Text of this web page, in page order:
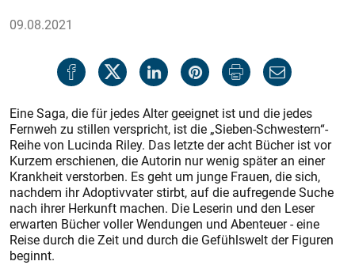
09.08.2021
Eine Saga, die für jedes Alter geeignet ist und die jedes
Fernweh zu stillen verspricht, ist die „Sieben-Schwestern“-
Reihe von Lucinda Riley. Das letzte der acht Bücher ist vor
Kurzem erschienen, die Autorin nur wenig später an einer
Krankheit verstorben. Es geht um junge Frauen, die sich,
nachdem ihr Adoptivvater stirbt, auf die aufregende Suche
nach ihrer Herkunft machen. Die Leserin und den Leser
erwarten Bücher voller Wendungen und Abenteuer - eine
Reise durch die Zeit und durch die Gefühlswelt der Figuren
beginnt.